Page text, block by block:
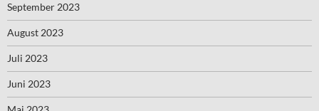
September 2023
August 2023
Juli 2023
Juni 2023